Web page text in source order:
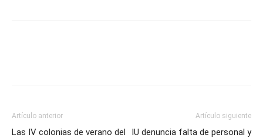
Artículo anterior
Las IV colonias de verano del
Artículo siguiente
IU denuncia falta de personal y